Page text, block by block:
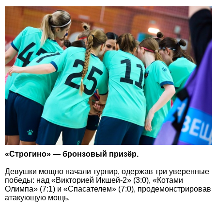
«Строгино» — бронзовый призёр.
Девушки мощно начали турнир, одержав три уверенные
победы: над «Викторией Икшей-2» (3:0), «Котами
Олимпа» (7:1) и «Спасателем» (7:0), продемонстрировав
атакующую мощь.